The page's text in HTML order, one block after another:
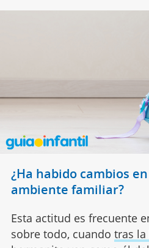
¿Ha habido cambios
ambiente familiar?
Esta actitud es frecuente
sobre todo, cuando tras la